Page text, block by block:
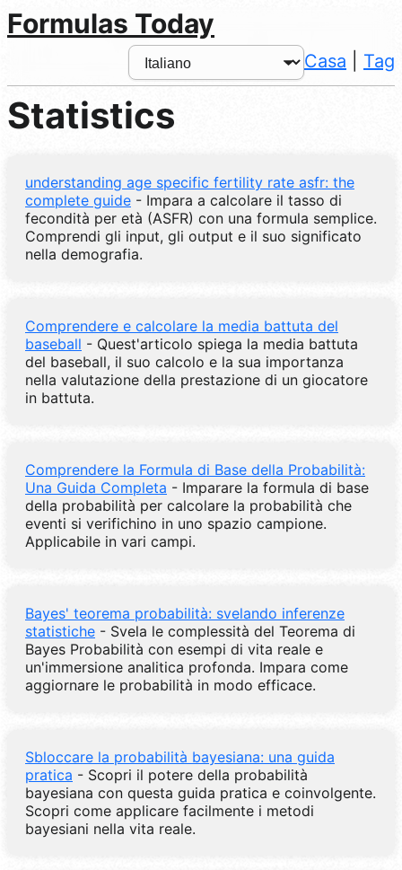
Formulas Today
Casa Tag
Statistics
understanding age specific fertility rate asfr: the
complete guide - Impara a calcolare il tasso di
fecondità per età (ASFR) con una formula semplice.
Comprendi gli input, gli output e il suo significato
nella demografia.
Comprendere e calcolare la media battuta del
baseball - Quest'articolo spiega la media battuta
del baseball, il suo calcolo e la sua importanza
nella valutazione della prestazione di un giocatore
in battuta.
Comprendere la Formula di Base della Probabilità:
Una Guida Completa - Imparare la formula di base
della probabilità per calcolare la probabilità che
eventi si verifichino in uno spazio campione.
Applicabile in vari campi.
Bayes' teorema probabilità: svelando inferenze
statistiche - Svela le complessità del Teorema di
Bayes Probabilità con esempi di vita reale e
un'immersione analitica profonda. Impara come
aggiornare le probabilità in modo efficace.
Sbloccare la probabilità bayesiana: una guida
pratica - Scopri il potere della probabilità
bayesiana con questa guida pratica e coinvolgente.
Scopri come applicare facilmente i metodi
bayesiani nella vita reale.